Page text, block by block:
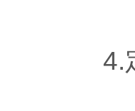
4.定